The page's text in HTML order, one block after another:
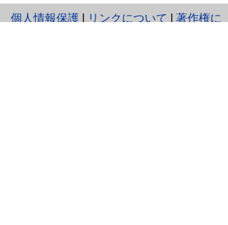
個人情報保護
と
リンクについて
著作権に